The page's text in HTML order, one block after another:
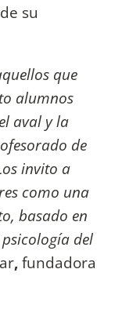
su
que
alumnos
aval y la
de
invito a
como una
basado en
del
,fundadora